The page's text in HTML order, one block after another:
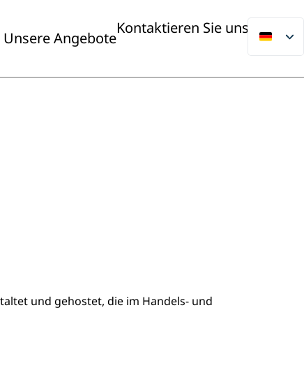
Unsere Angebote
Kontaktieren Sie uns
und gehostet, die im Handels- und